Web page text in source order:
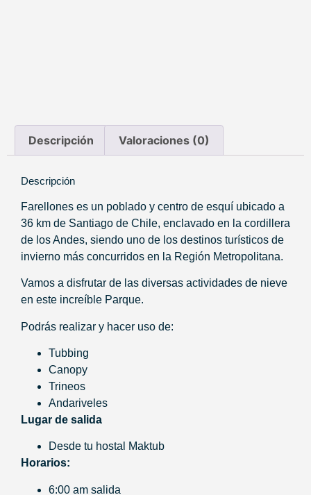
Descripción Valoraciones (0)
Descripción
Farellones es un poblado y centro de esquí ubicado a
36 km de Santiago de Chile, enclavado en la cordillera
de los Andes, siendo uno de los destinos turísticos de
invierno más concurridos en la Región Metropolitana.
Vamos a disfrutar de las diversas actividades de nieve
en este increíble Parque.
Podrás realizar y hacer uso de:
Tubbing
Canopy
Trineos
Andariveles
Lugar de salida
Desde tu hostal Maktub
Horarios:
6:00 am salida